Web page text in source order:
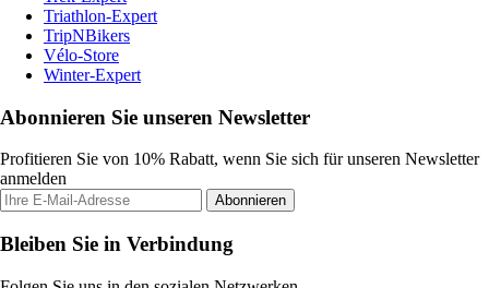
Triathlon-Expert
TripNBikers
Vélo-Store
Winter-Expert
Abonnieren Sie unseren Newsletter
Profitieren Sie von 10% Rabatt, wenn Sie sich für unseren Newsletter
anmelden
Abonnieren
Bleiben Sie in Verbindung